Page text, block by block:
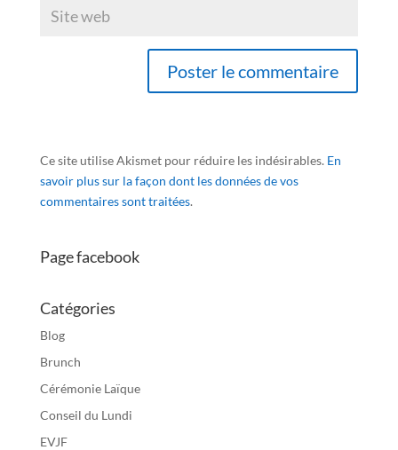
Ce site utilise Akismet pour réduire les indésirables. En
savoir plus sur la façon dont les données de vos
commentaires sont traitées.
Page facebook
Catégories
Blog
Brunch
Cérémonie Laïque
Conseil du Lundi
EVJF